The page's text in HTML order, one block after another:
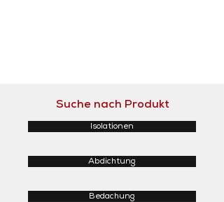
Suche nach Produkt
Isolationen
Abdichtung
Bedachung